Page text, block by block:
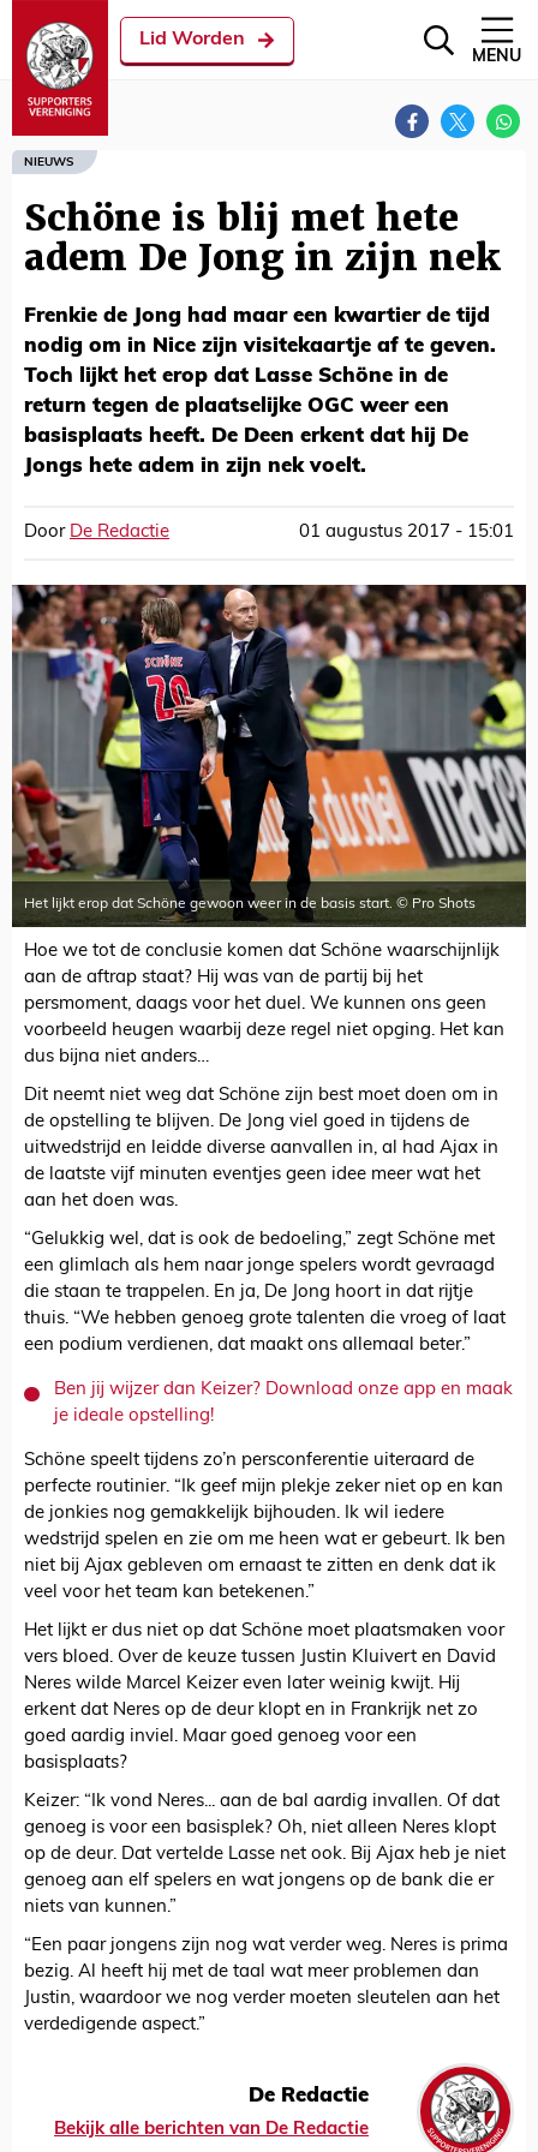
Lid Worden
MENU
NIEUWS
Schöne is blij met hete
adem De Jong in zijn nek
Frenkie de Jong had maar een kwartier de tijd
nodig om in Nice zijn visitekaartje af te geven.
Toch lijkt het erop dat Lasse Schöne in de
return tegen de plaatselijke OGC weer een
basisplaats heeft. De Deen erkent dat hij De
Jongs hete adem in zijn nek voelt.
Door De Redactie 01 augustus 2017 - 15:01
Het lijkt erop dat Schöne gewoon weer in de basis start. © Pro Shots
Hoe we tot de conclusie komen dat Schöne waarschijnlijk
aan de aftrap staat? Hij was van de partij bij het
persmoment, daags voor het duel. We kunnen ons geen
voorbeeld heugen waarbij deze regel niet opging. Het kan
dus bijna niet anders…
Dit neemt niet weg dat Schöne zijn best moet doen om in
de opstelling te blijven. De Jong viel goed in tijdens de
uitwedstrijd en leidde diverse aanvallen in, al had Ajax in
de laatste vijf minuten eventjes geen idee meer wat het
aan het doen was.
“Gelukkig wel, dat is ook de bedoeling,” zegt Schöne met
een glimlach als hem naar jonge spelers wordt gevraagd
die staan te trappelen. En ja, De Jong hoort in dat rijtje
thuis. “We hebben genoeg grote talenten die vroeg of laat
een podium verdienen, dat maakt ons allemaal beter.”
Ben jij wijzer dan Keizer? Download onze app en maak
je ideale opstelling!
Schöne speelt tijdens zo’n persconferentie uiteraard de
perfecte routinier. “Ik geef mijn plekje zeker niet op en kan
de jonkies nog gemakkelijk bijhouden. Ik wil iedere
wedstrijd spelen en zie om me heen wat er gebeurt. Ik ben
niet bij Ajax gebleven om ernaast te zitten en denk dat ik
veel voor het team kan betekenen.”
Het lijkt er dus niet op dat Schöne moet plaatsmaken voor
vers bloed. Over de keuze tussen Justin Kluivert en David
Neres wilde Marcel Keizer even later weinig kwijt. Hij
erkent dat Neres op de deur klopt en in Frankrijk net zo
goed aardig inviel. Maar goed genoeg voor een
basisplaats?
Keizer: “Ik vond Neres... aan de bal aardig invallen. Of dat
genoeg is voor een basisplek? Oh, niet alleen Neres klopt
op de deur. Dat vertelde Lasse net ook. Bij Ajax heb je niet
genoeg aan elf spelers en wat jongens op de bank die er
niets van kunnen.”
“Een paar jongens zijn nog wat verder weg. Neres is prima
bezig. Al heeft hij met de taal wat meer problemen dan
Justin, waardoor we nog verder moeten sleutelen aan het
verdedigende aspect.”
De Redactie
Bekijk alle berichten van De Redactie